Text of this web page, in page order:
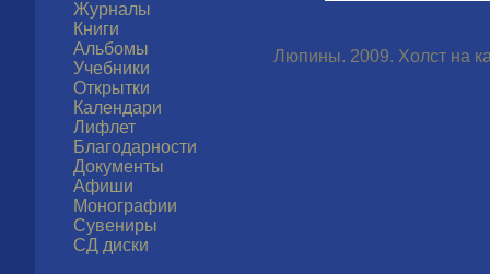
Журналы
Книги
Альбомы
Учебники
Открытки
Календари
Лифлет
Благодарности
Документы
Афиши
Монографии
Сувениры
СД диски
Люпины. 2009. Холст на